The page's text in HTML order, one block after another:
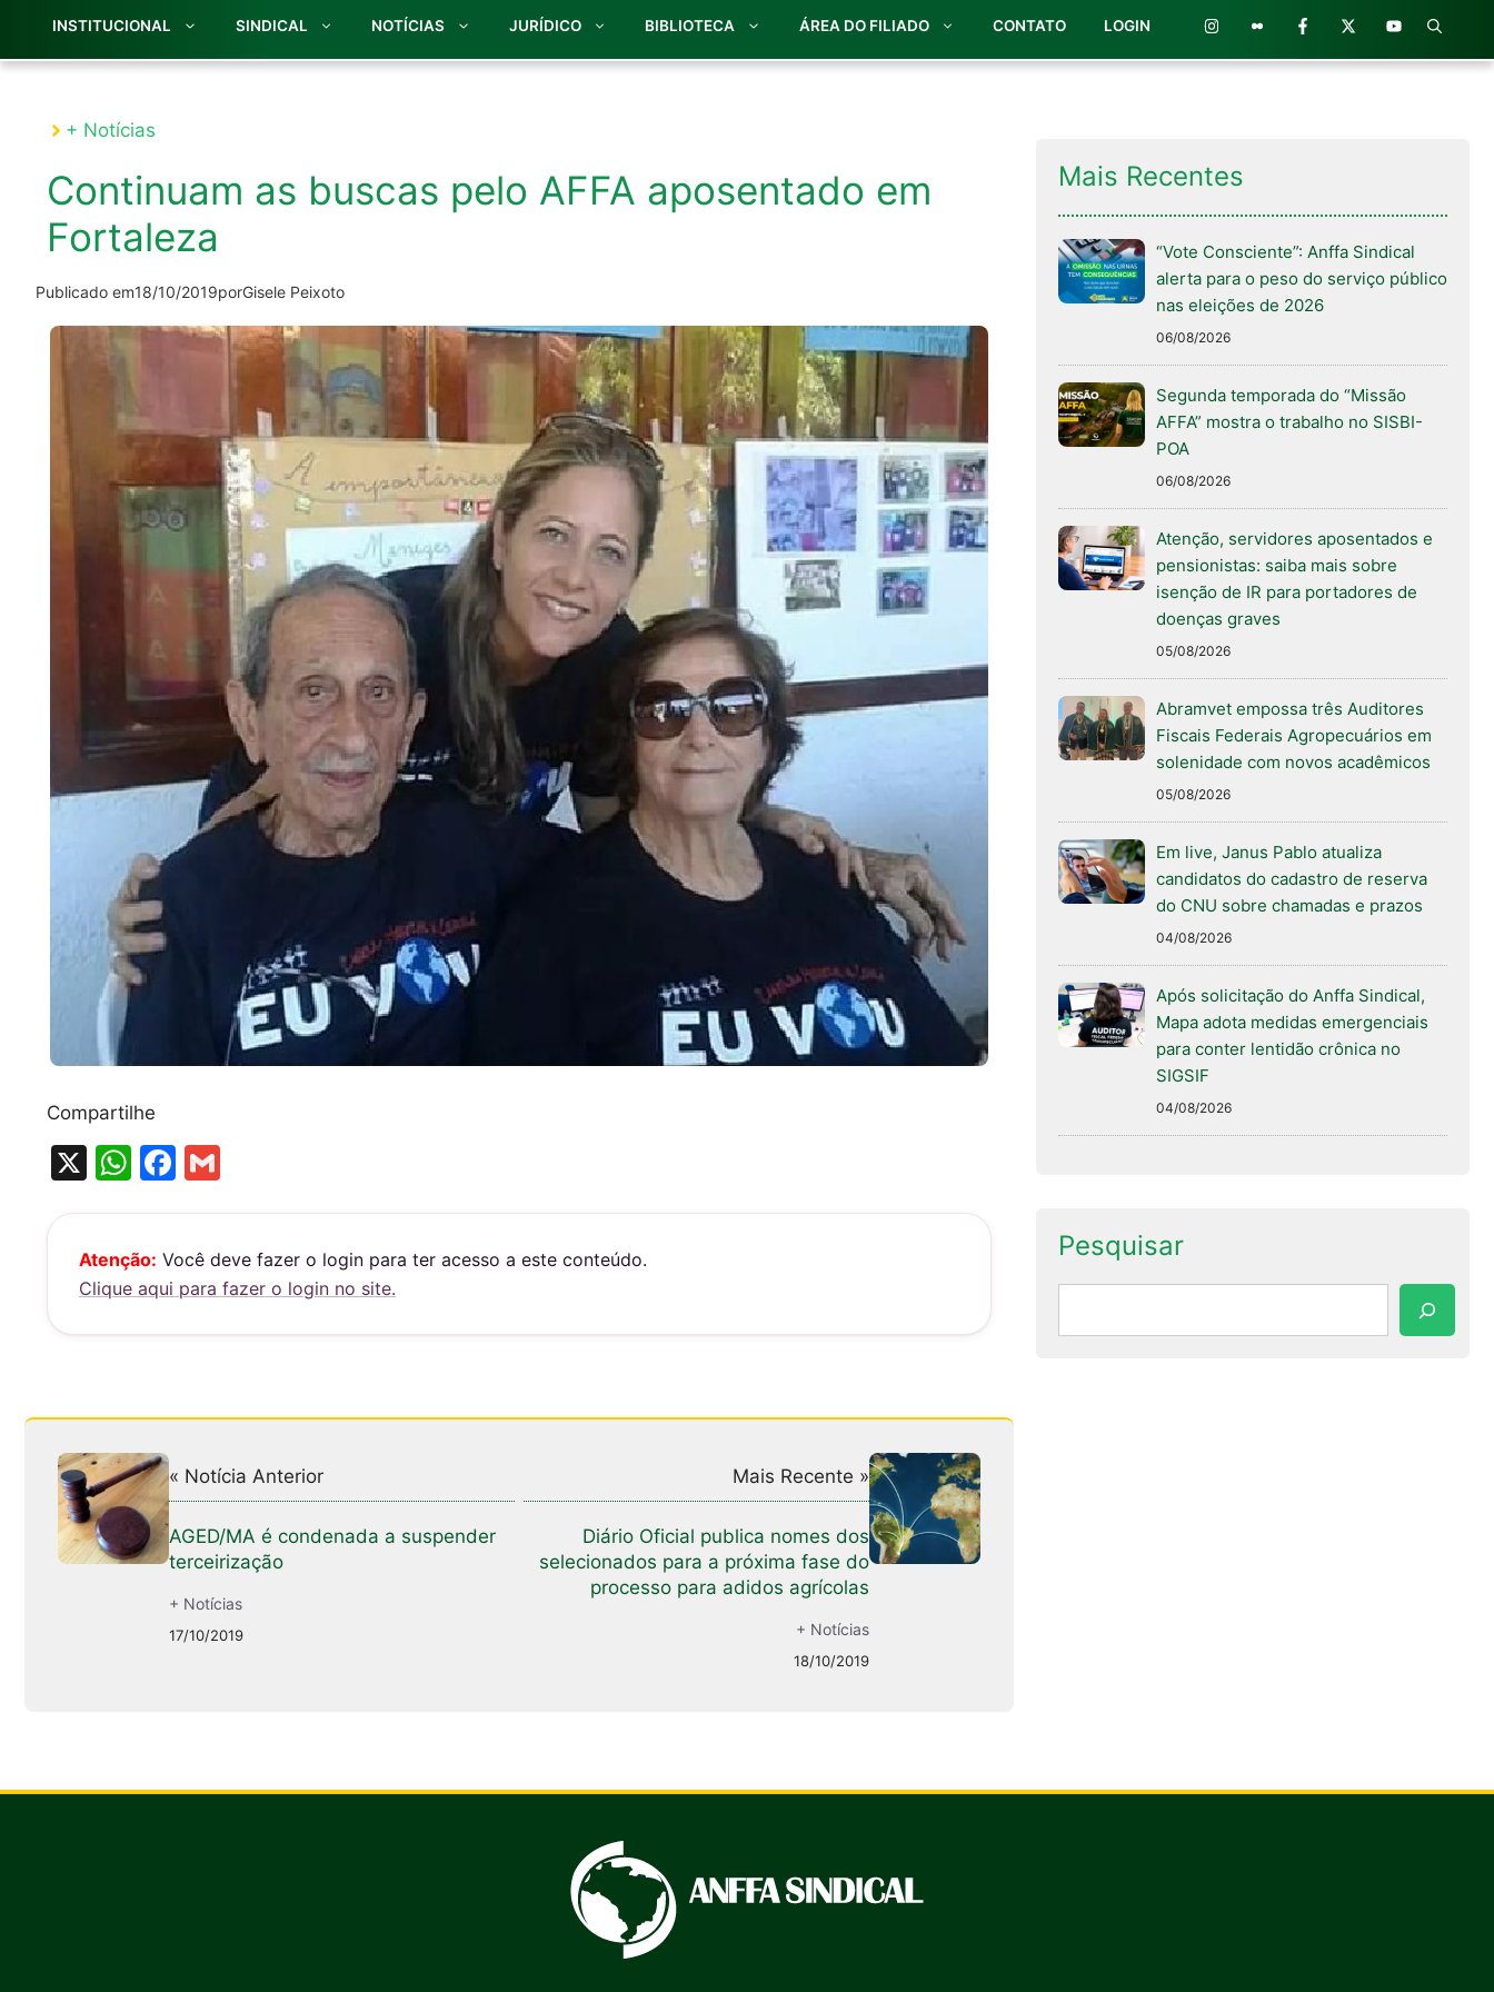
INSTITUCIONAL SINDICAL NOTÍCIAS JURÍDICO BIBLIOTECA ÁREA DO FILIADO CONTATO LOGIN
+ Notícias
Continuam as buscas pelo AFFA aposentado em
Fortaleza
Publicado em18/10/2019porGisele Peixoto
Compartilhe
X
W
s
A
p
F
e
b
o
k
l
Atenção: Você deve fazer o login para ter acesso a este conteúdo.
Clique aqui para fazer o login no site.
« Notícia Anterior
AGED/MA é condenada a suspender
terceirização
+ Notícias
17/10/2019
Mais Recente »
Diário Oficial publica nomes dos
selecionados para a próxima fase do
processo para adidos agrícolas
+ Notícias
18/10/2019
Mais Recentes
“Vote Consciente”: Anffa Sindical
alerta para o peso do serviço público
nas eleições de 2026
06/08/2026
Segunda temporada do “Missão
AFFA” mostra o trabalho no SISBI-
POA
06/08/2026
Atenção, servidores aposentados e
pensionistas: saiba mais sobre
isenção de IR para portadores de
doenças graves
05/08/2026
Abramvet empossa três Auditores
Fiscais Federais Agropecuários em
solenidade com novos acadêmicos
05/08/2026
Em live, Janus Pablo atualiza
candidatos do cadastro de reserva
do CNU sobre chamadas e prazos
04/08/2026
Após solicitação do Anffa Sindical,
Mapa adota medidas emergenciais
para conter lentidão crônica no
SIGSIF
04/08/2026
Pesquisar